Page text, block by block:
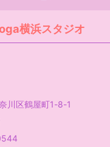
横浜スタジオ
川区鶴屋町1-8-1